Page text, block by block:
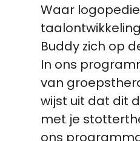
Waar
Buddy zich op
In ons
van
wijst uit dat dit
met je
ons